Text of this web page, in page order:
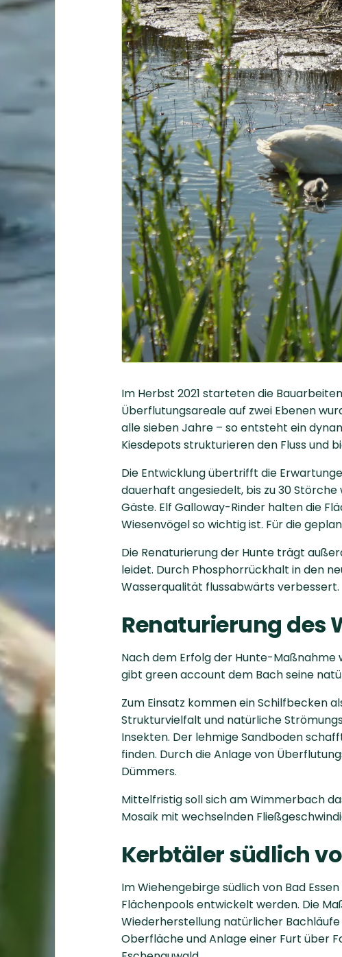
Im Herbst 2021 starteten die
Überflutungsareale auf zwei Ebenen
alle sieben Jahre – so entsteht ein
Kiesdepots strukturieren den Fluss und
Die Entwicklung übertrifft die
dauerhaft angesiedelt, bis zu 30
Gäste. Elf Galloway-Rinder halten die
Wiesenvögel so wichtig ist. Für die
Die Renaturierung der Hunte trägt
leidet. Durch Phosphorrückhalt in den
Wasserqualität flussabwärts verbessert.
Renaturierung des
Nach dem Erfolg der Hunte-Maßnahme
gibt green account dem Bach seine
Zum Einsatz kommen ein Schilfbecken
Strukturvielfalt und natürliche
Insekten. Der lehmige Sandboden
finden. Durch die Anlage von
Dümmers.
Mittelfristig soll sich am Wimmerbach
Mosaik mit wechselnden
Kerbtäler südlich
Im Wiehengebirge südlich von Bad
Flächenpools entwickelt werden. Die
Wiederherstellung natürlicher
Oberfläche und Anlage einer Furt über